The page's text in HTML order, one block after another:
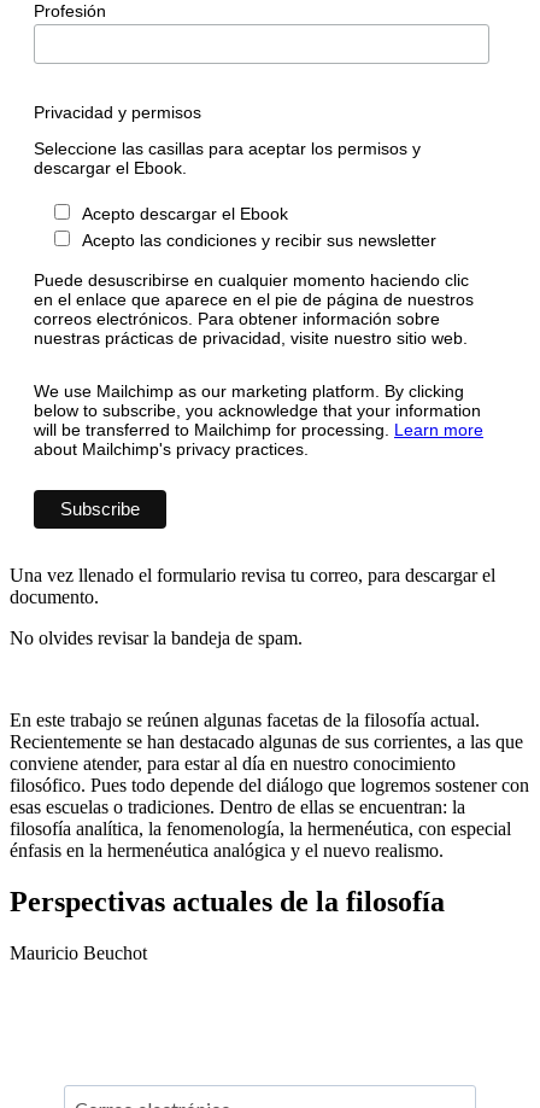
Profesión
Privacidad y permisos
Seleccione las casillas para aceptar los permisos y
descargar el Ebook.
Acepto descargar el Ebook
Acepto las condiciones y recibir sus newsletter
Puede desuscribirse en cualquier momento haciendo clic
en el enlace que aparece en el pie de página de nuestros
correos electrónicos. Para obtener información sobre
nuestras prácticas de privacidad, visite nuestro sitio web.
We use Mailchimp as our marketing platform. By clicking
below to subscribe, you acknowledge that your information
will be transferred to Mailchimp for processing. Learn more
about Mailchimp's privacy practices.
Una vez llenado el formulario revisa tu correo, para descargar el
documento.
No olvides revisar la bandeja de spam.
En este trabajo se reúnen algunas facetas de la filosofía actual.
Recientemente se han destacado algunas de sus corrientes, a las que
conviene atender, para estar al día en nuestro conocimiento
filosófico. Pues todo depende del diálogo que logremos sostener con
esas escuelas o tradiciones. Dentro de ellas se encuentran: la
filosofía analítica, la fenomenología, la hermenéutica, con especial
énfasis en la hermenéutica analógica y el nuevo realismo.
Perspectivas actuales de la filosofía
Mauricio Beuchot